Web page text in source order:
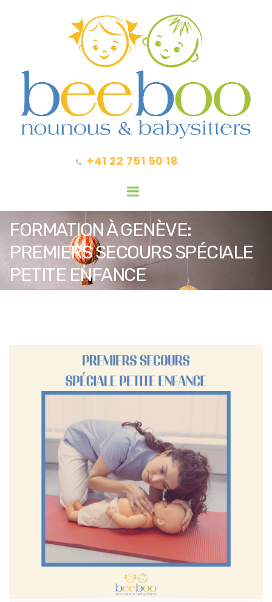
+41 22 751 50 18
FORMATION À GENÈVE:
PREMIERS SECOURS SPÉCIALE
PETITE ENFANCE